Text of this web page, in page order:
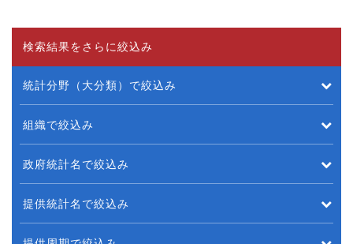
検索結果をさらに絞込み
統計分野（大分類）で絞込み
組織で絞込み
政府統計名で絞込み
提供統計名で絞込み